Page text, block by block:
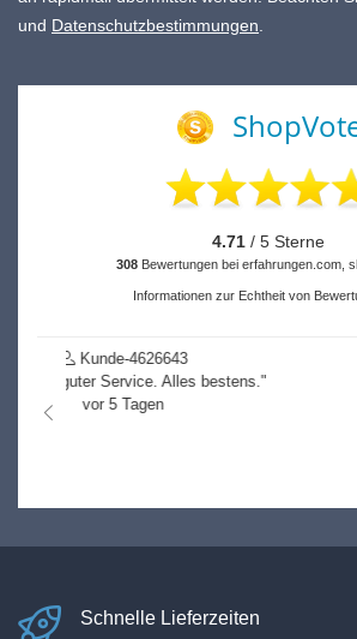
und Datenschutzbestimmungen.
4.71 / 5 Sterne
308 Bewertungen bei erfahrungen.com,
Informationen zur Echtheit von
"k.A."
nach links
Schnelle Lieferzeiten